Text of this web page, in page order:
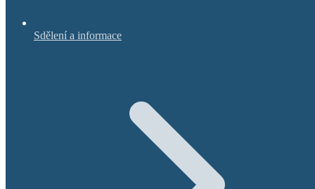
Sdělení a informace